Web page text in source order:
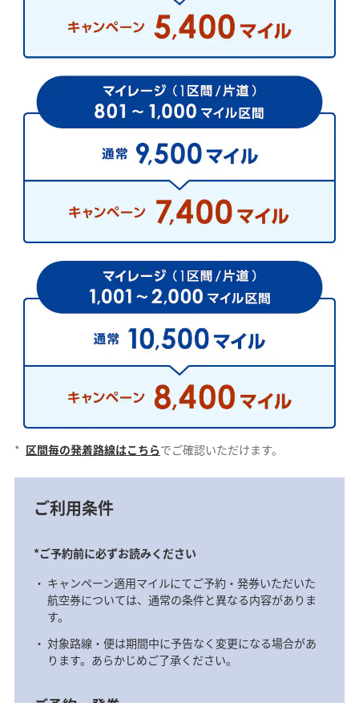
* 区間毎の発着路線はこちらでご確認いただけます。
ご利用条件
*ご予約前に必ずお読みください
キャンペーン適用マイルにてご予約・発券いただいた
航空券については、通常の条件と異なる内容がありま
す。
対象路線・便は期間中に予告なく変更になる場合があ
ります。あらかじめご了承ください。